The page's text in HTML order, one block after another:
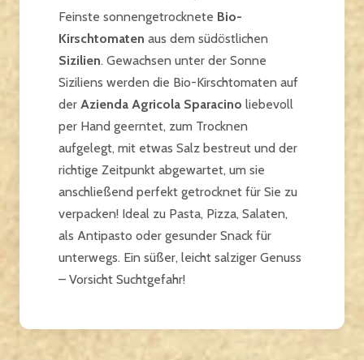
Feinste sonnengetrocknete Bio-
Kirschtomaten aus dem südöstlichen
Sizilien. Gewachsen unter der Sonne
Siziliens werden die Bio-Kirschtomaten auf
der Azienda Agricola Sparacino liebevoll
per Hand geerntet, zum Trocknen
aufgelegt, mit etwas Salz bestreut und der
richtige Zeitpunkt abgewartet, um sie
anschließend perfekt getrocknet für Sie zu
verpacken! Ideal zu Pasta, Pizza, Salaten,
als Antipasto oder gesunder Snack für
unterwegs. Ein süßer, leicht salziger Genuss
– Vorsicht Suchtgefahr!